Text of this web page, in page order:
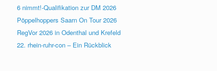
6 nimmt!-Qualifikation zur DM 2026
Pöppelhoppers Saarn On Tour 2026
RegVor 2026 in Odenthal und Krefeld
22. rhein-ruhr-con – Ein Rückblick